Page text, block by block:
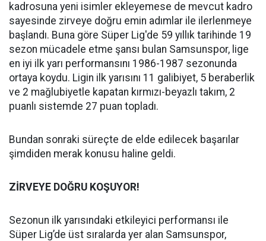
kadrosuna yeni isimler ekleyemese de mevcut kadro
sayesinde zirveye doğru emin adımlar ile ilerlenmeye
başlandı. Buna göre Süper Lig'de 59 yıllık tarihinde 19
sezon mücadele etme şansı bulan Samsunspor, lige
en iyi ilk yarı performansını 1986-1987 sezonunda
ortaya koydu. Ligin ilk yarısını 11 galibiyet, 5 beraberlik
ve 2 mağlubiyetle kapatan kırmızı-beyazlı takım, 2
puanlı sistemde 27 puan topladı.
Bundan sonraki süreçte de elde edilecek başarılar
şimdiden merak konusu haline geldi.
ZİRVEYE DOĞRU KOŞUYOR!
Sezonun ilk yarısındaki etkileyici performansı ile
Süper Lig’de üst sıralarda yer alan Samsunspor,